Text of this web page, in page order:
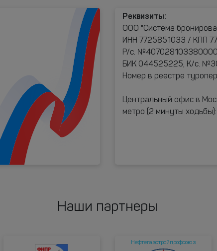
Реквизиты:
ООО "Система
ИНН 7725851033 / КПП
Р/с.
БИК 044525225, К/с.
Номер в реестре
Центральный офис в
метро (2 минуты
Наши партнеры
Нефтегазстройпрофсоюз